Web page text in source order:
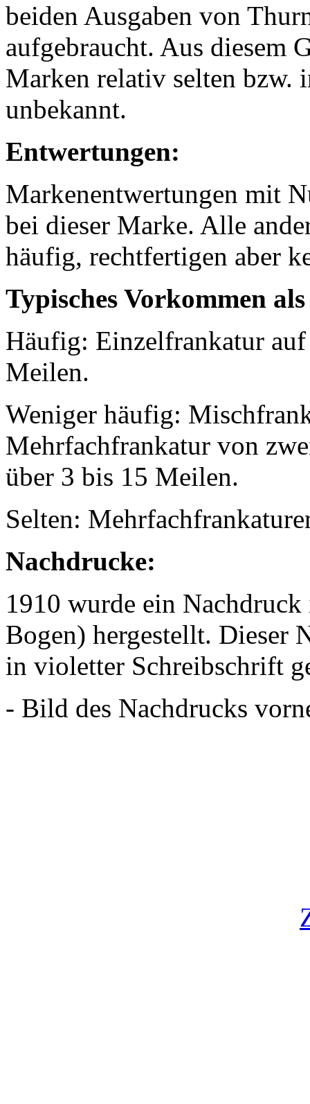
beiden Ausgaben von
aufgebraucht. Aus diesem
Marken relativ selten bzw.
unbekannt.
Entwertungen:
Markenentwertungen mit
bei dieser Marke. Alle
häufig, rechtfertigen aber
Typisches Vorkommen
Häufig: Einzelfrankatur
Meilen.
Weniger häufig:
Mehrfachfrankatur von
über 3 bis 15 Meilen.
Selten:
Nachdrucke:
1910 wurde ein
Bogen) hergestellt. Dieser
in violetter Schreibschrift
- Bild des Nachdrucks